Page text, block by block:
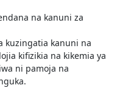
na kanuni za
kuzingatia kanuni na
kifizikia na kikemia ya
ni pamoja na